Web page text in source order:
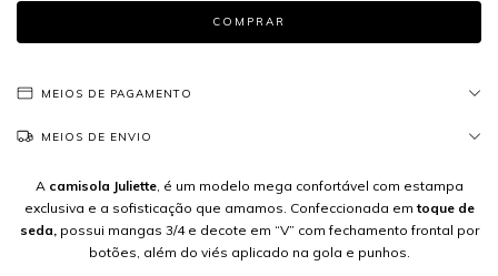
MEIOS DE PAGAMENTO
MEIOS DE ENVIO
A camisola Juliette, é um modelo mega confortável com estampa
exclusiva e a sofisticação que amamos. Confeccionada emtoque de
seda,possui mangas 3/4 e decote em “V” com fechamento frontal por
botões, além do viés aplicado na gola e punhos.